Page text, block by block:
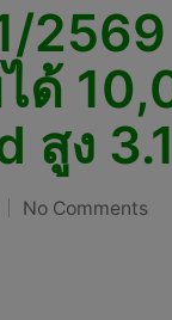
ได้
สูง
No Comments